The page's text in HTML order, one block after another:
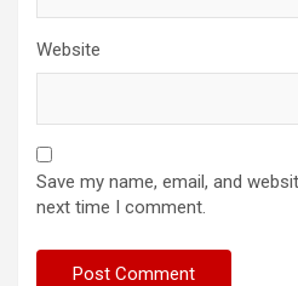
Website
Save my name, email, and
next time I comment.